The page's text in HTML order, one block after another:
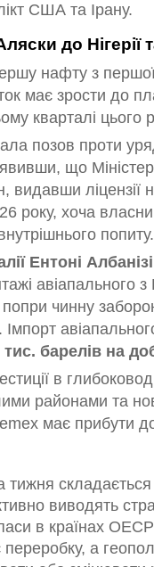
США та Ірану.
до Нігерії
нафту з
має зрости до
кварталі цього
позов проти
що
видавши ліцензії
року, хоча
попиту.
Ентоні Албанізі
авіапального
чинну
тис. барелів на
в
районами та
має прибути
складається
виводять
в країнах
а